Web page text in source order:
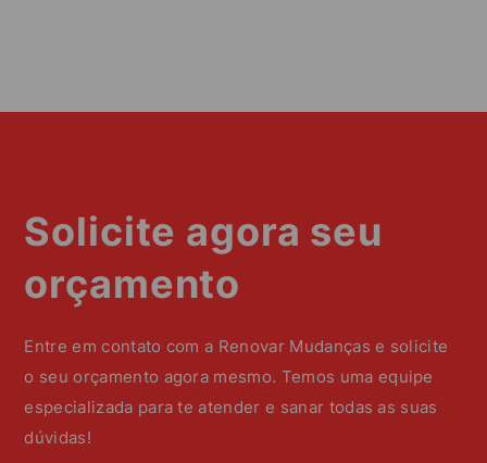
Solicite agora seu
orçamento
Entre em contato com a Renovar Mudanças e solicite
o seu orçamento agora mesmo. Temos uma equipe
especializada para te atender e sanar todas as suas
dúvidas!